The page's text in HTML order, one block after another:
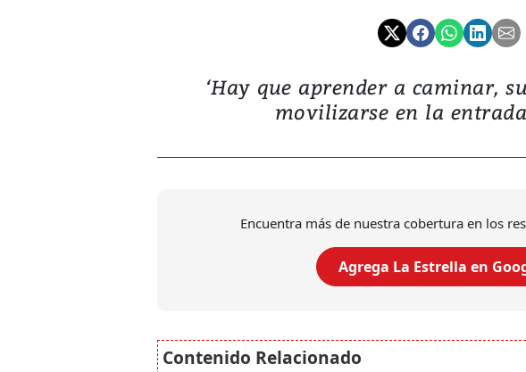
‘Hay que aprender a caminar,
movilizarse en la
Encuentra más de nuestra cobertura en los
Agrega La Estrella en